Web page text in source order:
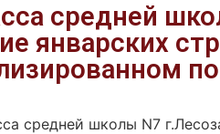
средней
январских
средней школы N7